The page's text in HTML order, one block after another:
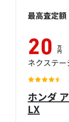
ホンダ
LX
最高査定額
20 万
円
ネクステー